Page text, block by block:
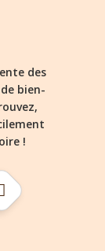
des
bien-
!